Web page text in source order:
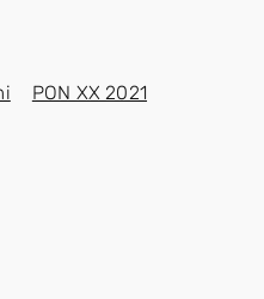
PON XX 2021